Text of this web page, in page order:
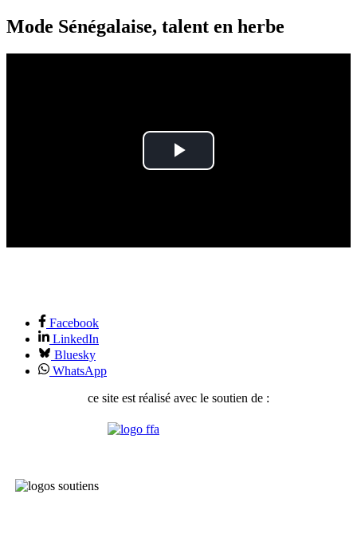
Mode Sénégalaise, talent en herbe
Play
Facebook
LinkedIn
Bluesky
WhatsApp
ce site est réalisé avec le soutien de :